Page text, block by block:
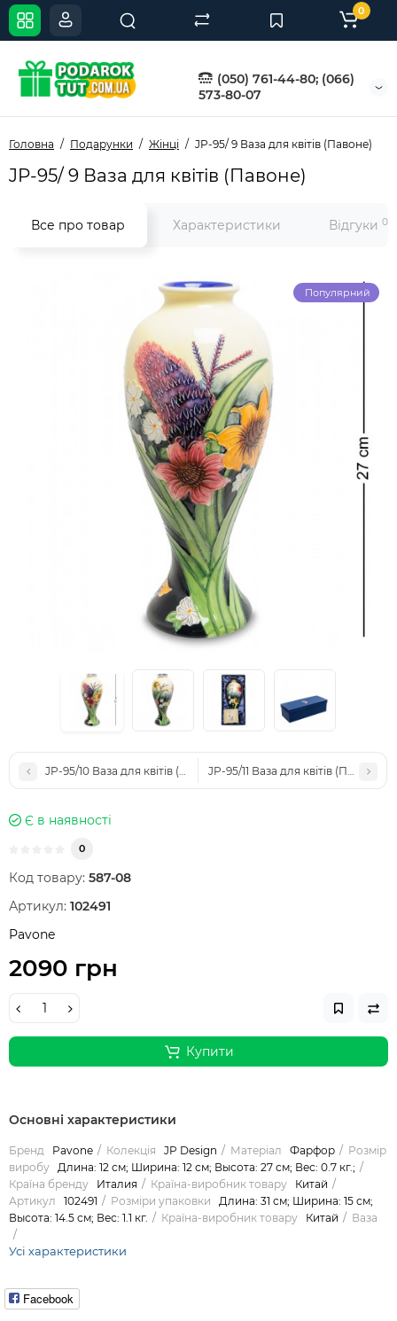
(050) 761-44-80; (066)
573-80-07
0
Головна Подарунки Жінці JP-95/ 9 Ваза для квітів (Павоне)
JP-95/ 9 Ваза для квітів (Павоне)
Все про товар Характеристики Відгуки 0
Популярний
JP-95/10 Ваза для квітів (Павоне)JP-95/11 Ваза для квітів (Павоне)
Є в наявності
0
Код товару: 587-08
Артикул: 102491
Pavone
2090 грн
Купити
Основні характеристики
Бренд Pavone Колекція JP Design Матеріал Фарфор
Розмір
виробу Длина: 12 см; Ширина: 12 см; Высота: 27 см; Вес: 0.7 кг.;
Країна бренду
Италия Країна-виробник товару
Китай
Артикул
102491 Розміри упаковки
Длина: 31 см; Ширина: 15 см;
Высота: 14.5 см; Вес: 1.1 кг.
Країна-виробник товару Китай Ваза
Усі характеристики
Facebook